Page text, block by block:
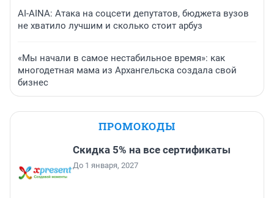
AI-AINA: Атака на соцсети депутатов, бюджета вузов
не хватило лучшим и сколько стоит арбуз
«Мы начали в самое нестабильное время»: как
многодетная мама из Архангельска создала свой
бизнес
ПРОМОКОДЫ
Скидка 5% на все сертификаты
До 1 января, 2027